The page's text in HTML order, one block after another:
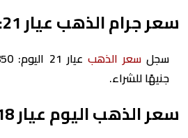
سعر جرام الذهب عيار 21:
سجلسعر الذهب
جنيهًا للشراء.
سعر الذهب اليوم عيار 18